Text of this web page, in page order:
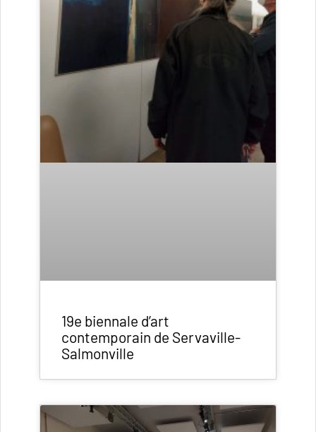
19e biennale d’art
contemporain de Servaville-
Salmonville